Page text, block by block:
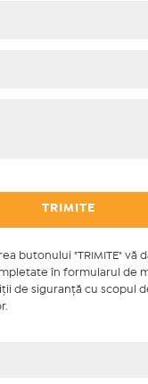
butonului "TRIMITE" vă
în formularul de
de siguranţă cu scopul